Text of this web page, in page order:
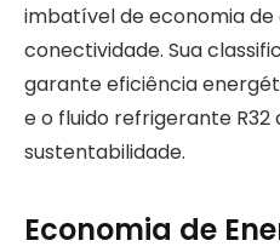
imbatível de economia de
conectividade. Sua
garante eficiência
e o fluido refrigerante
sustentabilidade.
Economia de